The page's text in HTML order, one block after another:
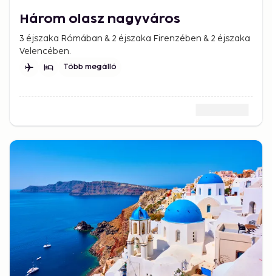
Három olasz nagyváros
3 éjszaka Rómában & 2 éjszaka Firenzében & 2 éjszaka
Velencében.
Több megálló